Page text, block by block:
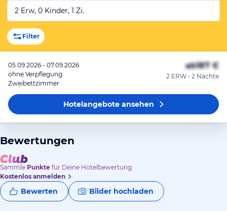
2 Erw, 0 Kinder, 1 Zi.
Filter
05.09.2026 - 07.09.2026
ohne Verpflegung
Zweibettzimmer
ab187 €
2 ERW • 2 Nächte
Hotelangeboteansehen
Bewertungen
Sammle Punkte für Deine Hotelbewertung.
Kostenlos anmelden
Bewerten Bilder hochladen